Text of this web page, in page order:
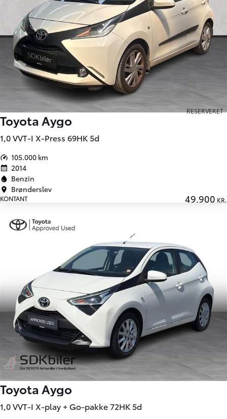
RESERVERET
Toyota Aygo
1,0 VVT-I X-Press 69HK 5d
105.000 km
2014
Benzin
Brønderslev
KONTANT 49.900 KR.
Toyota Aygo
1,0 VVT-I X-play + Go-pakke 72HK 5d